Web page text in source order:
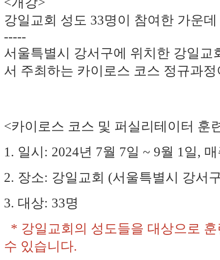
강일교회 성도 33명이 참여한 가운
-----
서울특별시 강서구에 위치한 강일
서 주최하는 카이로스 코스 정규과
<카이로스 코스 및 퍼실리테이터 훈
1. 일시: 2024년 7월 7일 ~ 9월 1일,
2. 장소: 강일교회 (서울특별시 강서
3. 대상: 33명
* 강일교회의 성도들을 대상으로
수 있습니다.